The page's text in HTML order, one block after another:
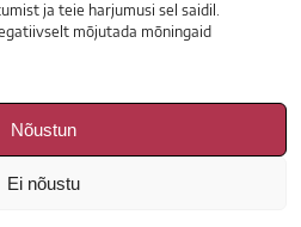
ja teie harjumusi sel saidil.
mõjutada mõningaid
Nõustun
Ei nõustu